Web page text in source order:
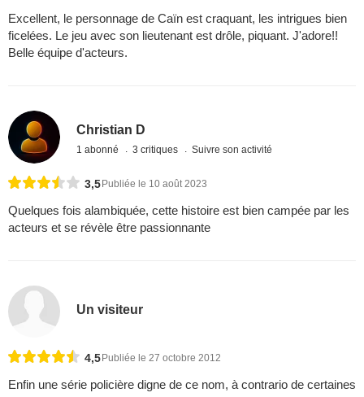
Excellent, le personnage de Caïn est craquant, les intrigues bien
ficelées. Le jeu avec son lieutenant est drôle, piquant. J'adore!!
Belle équipe d'acteurs.
Christian D
1 abonné 3 critiques Suivre son activité
3,5Publiée le 10 août 2023
Quelques fois alambiquée, cette histoire est bien campée par les
acteurs et se révèle être passionnante
Un visiteur
4,5Publiée le 27 octobre 2012
Enfin une série policière digne de ce nom, à contrario de certaines